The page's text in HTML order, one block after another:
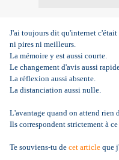
J'ai toujours dit qu'internet c'était
ni pires ni meilleurs.
La mémoire y est aussi courte.
Le changement d'avis aussi
La réflexion aussi absente.
La distanciation aussi nulle.
L'avantage quand on attend rien
Ils correspondent strictement à
Te souviens-tu de cet article que